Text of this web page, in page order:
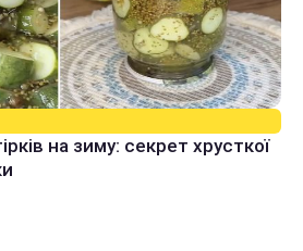
на зиму: секрет хрусткої